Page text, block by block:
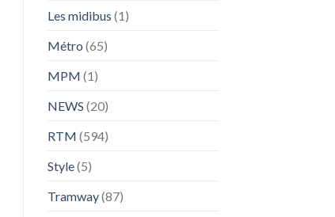
Les midibus (1)
Métro (65)
MPM (1)
NEWS (20)
RTM (594)
Style(5)
Tramway(87)